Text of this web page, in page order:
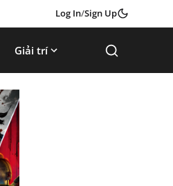
Log In/Sign Up
Giải trí